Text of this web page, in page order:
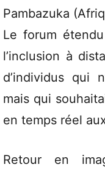
Pambazuka
Le forum
l’inclusion à
d’individus qui
mais qui
en temps réel
Retour en